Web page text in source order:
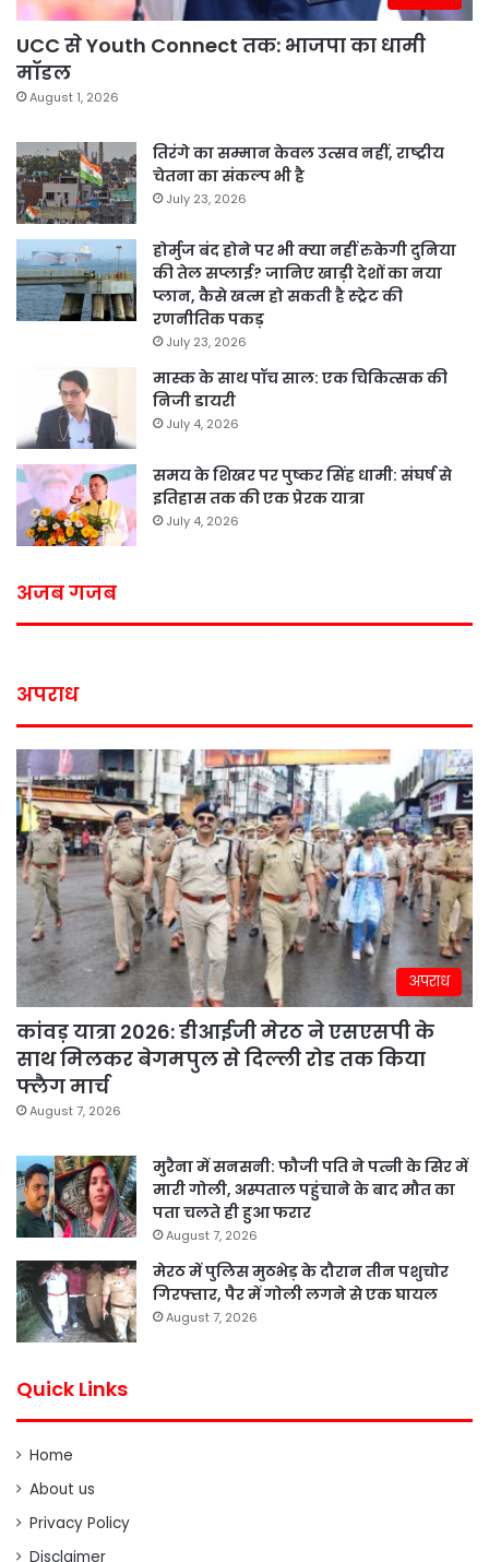
UCC से Youth Connect तक: भाजपा का धामी
मॉडल
August 1, 2026
तिरंगे का सम्मान केवल उत्सव नहीं, राष्ट्रीय
चेतना का संकल्प भी है
July 23, 2026
होर्मुज बंद होने पर भी क्या नहीं रुकेगी दुनिया
की तेल सप्लाई? जानिए खाड़ी देशों का नया
प्लान, कैसे खत्म हो सकती है स्ट्रेट की
रणनीतिक पकड़
July 23, 2026
मास्क के साथ पॉच साल: एक चिकित्सक की
निजी डायरी
July 4, 2026
समय के शिखर पर पुष्कर सिंह धामी: संघर्ष से
इतिहास तक की एक प्रेरक यात्रा
July 4, 2026
अजब गजब
अपराध
अपराध
कांवड़ यात्रा 2026: डीआईजी मेरठ ने एसएसपी के
साथ मिलकर बेगमपुल से दिल्ली रोड तक किया
फ्लैग मार्च
August 7, 2026
मुरैना में सनसनी: फौजी पति ने पत्नी के सिर में
मारी गोली, अस्पताल पहुंचाने के बाद मौत का
पता चलते ही हुआ फरार
August 7, 2026
मेरठ में पुलिस मुठभेड़ के दौरान तीन पशुचोर
गिरफ्तार, पैर में गोली लगने से एक घायल
August 7, 2026
Quick Links
Home
About us
Privacy Policy
Disclaimer